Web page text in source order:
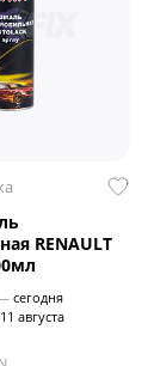
RENAULT
сегодня
11 августа